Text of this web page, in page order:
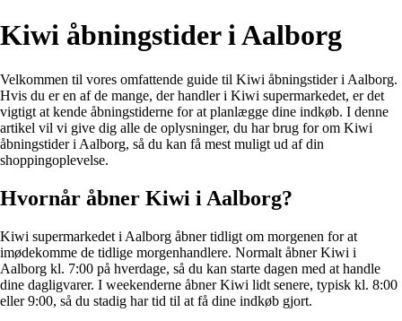
Kiwi åbningstider i Aalborg
Velkommen til vores omfattende guide til Kiwi åbningstider i Aalborg.
Hvis du er en af de mange, der handler i Kiwi supermarkedet, er det
vigtigt at kende åbningstiderne for at planlægge dine indkøb. I denne
artikel vil vi give dig alle de oplysninger, du har brug for om Kiwi
åbningstider i Aalborg, så du kan få mest muligt ud af din
shoppingoplevelse.
Hvornår åbner Kiwi i Aalborg?
Kiwi supermarkedet i Aalborg åbner tidligt om morgenen for at
imødekomme de tidlige morgenhandlere. Normalt åbner Kiwi i
Aalborg kl. 7:00 på hverdage, så du kan starte dagen med at handle
dine dagligvarer. I weekenderne åbner Kiwi lidt senere, typisk kl. 8:00
eller 9:00, så du stadig har tid til at få dine indkøb gjort.